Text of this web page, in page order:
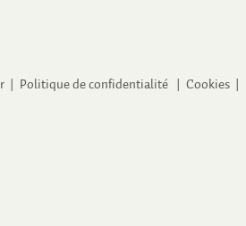
| Politique de confidentialité Cookies